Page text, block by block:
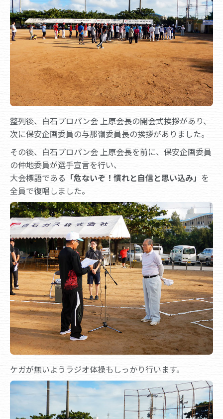
整列後、白石プロパン会 上原会長の開会式挨拶があり、
次に保安企画委員の与那嶺委員長の挨拶がありました。
その後、白石プロパン会 上原会長を前に、保安企画委員
の仲地委員が選手宣言を行い、
大会標語である 「危ないぞ！慣れと自信と思い込み」 を
全員で復唱しました。
ケガが無いようラジオ体操もしっかり行います。